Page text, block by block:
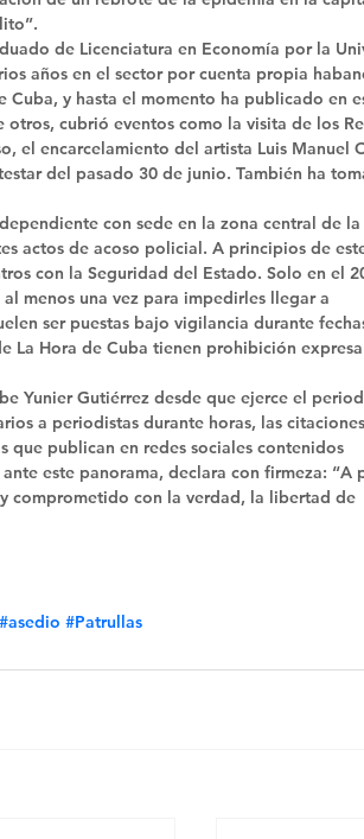
de Licenciatura en Economía por la
años en el sector por cuenta propia
Cuba, y hasta el momento ha publicado en
cubrió eventos como la visita de los
el encarcelamiento del artista Luis Manuel
del pasado 30 de junio. También ha
con sede en la zona central de la
actos de acoso policial. A principios de
con la Seguridad del Estado. Solo en el
menos una vez para impedirles llegar a
ser puestas bajo vigilancia durante
La Hora de Cuba tienen prohibición
Yunier Gutiérrez desde que ejerce el
a periodistas durante horas, las
que publican en redes sociales contenidos
este panorama, declara con firmeza: “A
comprometido con la verdad, la libertad de
#asedio #Patrullas